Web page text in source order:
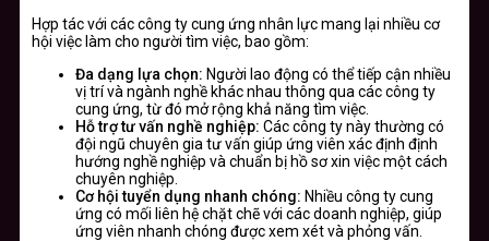
Hợp tác với các công ty cung ứng nhân lực mang lại nhiều cơ
hội việc làm cho người tìm việc, bao gồm:
Đa dạng lựa chọn: Người lao động có thể tiếp cận nhiều
vị trí và ngành nghề khác nhau thông qua các công ty
cung ứng, từ đó mở rộng khả năng tìm việc.
Hỗ trợ tư vấn nghề nghiệp: Các công ty này thường có
đội ngũ chuyên gia tư vấn giúp ứng viên xác định định
hướng nghề nghiệp và chuẩn bị hồ sơ xin việc một cách
chuyên nghiệp.
Cơ hội tuyển dụng nhanh chóng: Nhiều công ty cung
ứng có mối liên hệ chặt chẽ với các doanh nghiệp, giúp
ứng viên nhanh chóng được xem xét và phỏng vấn.